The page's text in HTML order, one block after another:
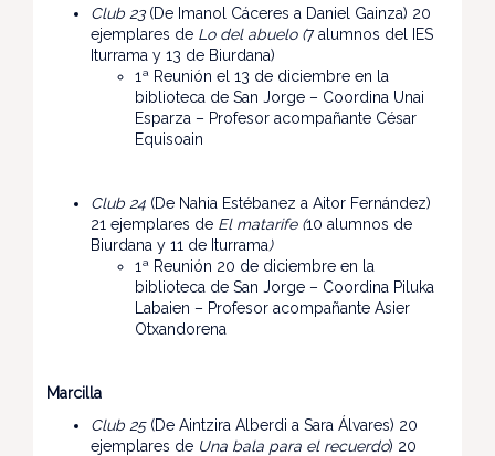
Club 23(De Imanol Cáceres a Daniel Gainza) 20
ejemplares de Lo del abuelo (7 alumnos del IES
Iturrama y 13 de Biurdana)
1ª Reunión el 13 de diciembre en la
biblioteca de San Jorge – Coordina Unai
Esparza – Profesor acompañante César
Equisoain
Club 24 (De Nahia Estébanez a Aitor Fernández)
21 ejemplares de El matarife (10 alumnos de
Biurdana y 11 de Iturrama)
1ª Reunión 20 de diciembre en la
biblioteca de San Jorge – Coordina Piluka
Labaien – Profesor acompañante Asier
Otxandorena
Marcilla
Club 25(De Aintzira Alberdi a Sara Álvares) 20
ejemplares de Una bala para el recuerdo) 20